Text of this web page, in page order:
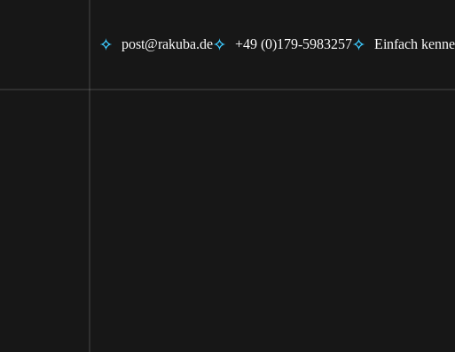
post@rakuba.de +49 (0)179-5983257 Einfach